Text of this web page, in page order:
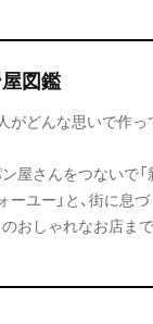
図鑑
がどんな思いで作っ
屋さんをつないで
ーユー」と、街に息
おしゃれなお店ま